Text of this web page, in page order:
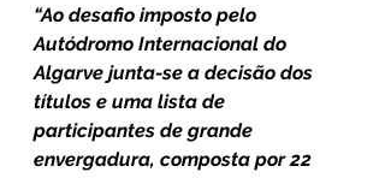
“Ao desafio imposto pelo
Autódromo Internacional do
Algarve junta-se a decisão dos
títulos e uma lista de
participantes de grande
envergadura, composta por 22